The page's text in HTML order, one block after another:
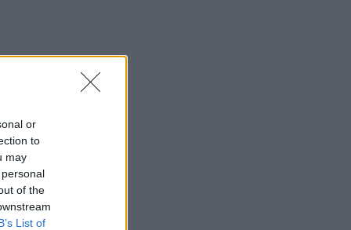
or
to
may
of the
List of